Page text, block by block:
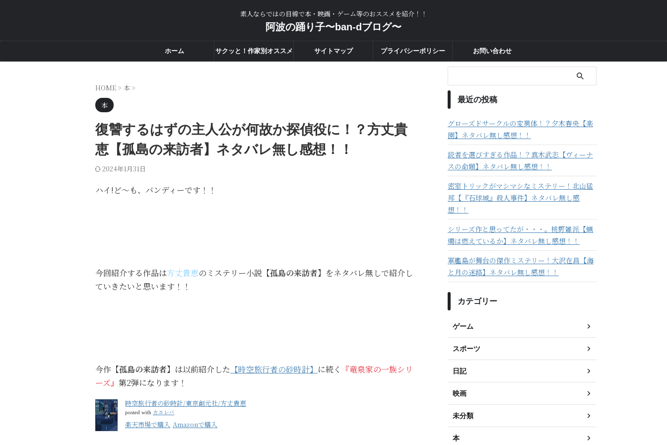
素人ならではの目線で本・映画・ゲーム等のおススメを紹介！！
阿波の踊り子〜ban-dブログ〜
ホーム サクッと！作家別オススメ サイトマップ プライバシーポリシー お問い合わせ
HOME > 本 >
本
復讐するはずの主人公が何故か探偵役に！？方丈貴
恵【孤島の来訪者】ネタバレ無し感想！！
2024年1月31日
ハイ!ど〜も、バンディーです！！
今回紹介する作品は方丈貴恵のミステリー小説 【孤島の来訪者】 をネタバレ無しで紹介し
ていきたいと思います！！
今作 【孤島の来訪者】 は以前紹介した 【時空旅行者の砂時計】 に続く
『竜泉家の一族シリ
ーズ』 第2弾になります！
時空旅行者の砂時計/東京創元社/方丈貴恵
posted with カエレバ
楽天市場で購入 Amazonで購入
最近の投稿
グローズドサークルの変異体！？夕木春央【楽
園】ネタバレ無し感想！！
読者を選びすぎる作品！？真木武志【ヴィーナ
スの命題】ネタバレ無し感想！！
密室トリックがマシマシなミステリー！北山猛
邦【『石球城』殺人事件】ネタバレ無し感
想！！
シリーズ作と思ってたが・・・。桃野雑派【蝋
燭は燃えているか】ネタバレ無し感想！！
軍艦島が舞台の傑作ミステリー！大沢在昌【海
と月の迷路】ネタバレ無し感想！！
カテゴリー
ゲーム
スポーツ
日記
映画
未分類
本